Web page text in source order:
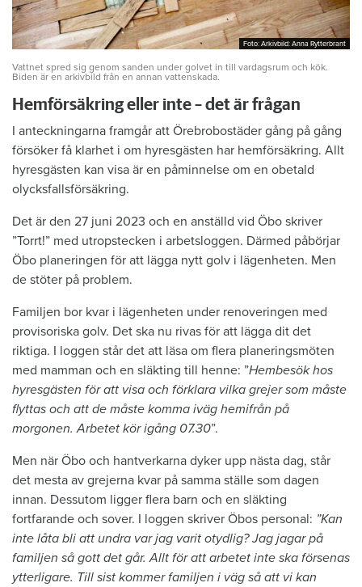
Foto: Arkivbild: Anna Rytterbrant
Foto: Arkivbild: Anna Rytterbrant
Vattnet spred sig genom sanden under golvet in till vardagsrum och kök.
Biden är en arkivbild från en annan vattenskada.
Hemförsäkring eller inte – det är frågan
I anteckningarna framgår att Örebrobostäder gång på gång
försöker få klarhet i om hyresgästen har hemförsäkring. Allt
hyresgästen kan visa är en påminnelse om en obetald
olycksfallsförsäkring.
Det är den 27 juni 2023 och en anställd vid Öbo skriver
”Torrt!” med utropstecken i arbetsloggen. Därmed påbörjar
Öbo planeringen för att lägga nytt golv i lägenheten. Men
de stöter på problem.
Familjen bor kvar i lägenheten under renoveringen med
provisoriska golv. Det ska nu rivas för att lägga dit det
riktiga. I loggen står det att läsa om flera planeringsmöten
med mamman och en släkting till henne: ”Hembesök hos
hyresgästen för att visa och förklara vilka grejer som måste
flyttas och att de måste komma iväg hemifrån på
morgonen. Arbetet kör igång 07.30”.
Men när Öbo och hantverkarna dyker upp nästa dag, står
det mesta av grejerna kvar på samma ställe som dagen
innan. Dessutom ligger flera barn och en släkting
fortfarande och sover. I loggen skriver Öbos personal: ”Kan
inte låta bli att undra var jag varit otydlig? Jag jagar på
familjen så gott det går. Allt för att arbetet inte ska försenas
ytterligare. Till sist kommer familjen i väg så att vi kan